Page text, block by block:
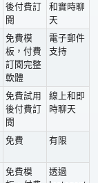
後付費訂
閱
和實時聊
天
免費模
板，付費
訂閱完整
軟體
電子郵件
支持
免費試用
後付費訂
閱
線上和即
時聊天
免費 有限
免費模
透過